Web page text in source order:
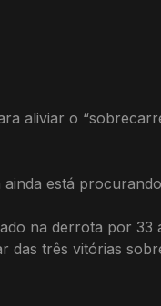
aliviar o
está
na derrota por
três vitórias